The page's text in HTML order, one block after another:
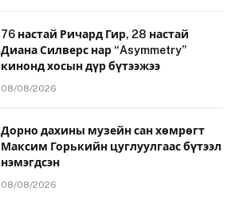
76 настай Ричард Гир, 28 настай
Диана Силверс нар “Asymmetry”
кинонд хосын дүр бүтээжээ
08/08/2026
Дорно дахины музейн сан хөмрөгт
Максим Горькийн цуглуулгаас бүтээл
нэмэгдсэн
08/08/2026